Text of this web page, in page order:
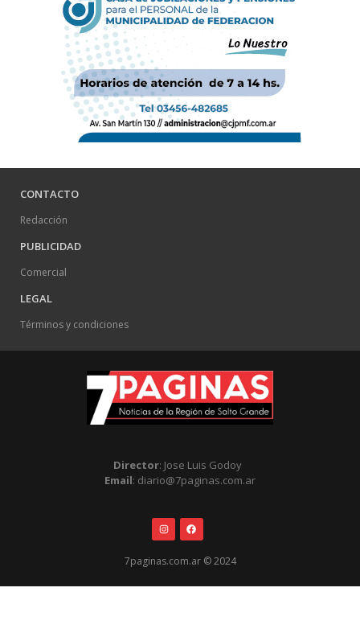
CONTACTO
Redacción
PUBLICIDAD
Comercial
LEGAL
Términos y condiciones
Director: Jose Luis Godoy
Email: diario@7paginas.com.ar
7paginas.com.ar © 2024